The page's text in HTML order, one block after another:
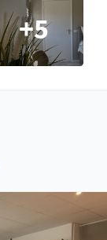
5